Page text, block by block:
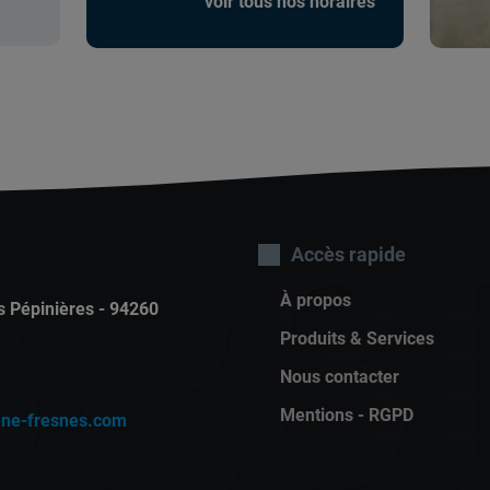
jours fériés
Pépinières - 94260
fresnes.com
Accès rapide
À propos
Produits & Services
Nous contacter
Mentions - RGPD